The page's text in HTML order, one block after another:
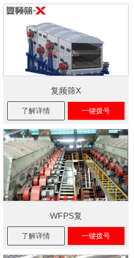
复频筛X
了解详情 一键拨号
WFPS复
了解详情 一键拨号